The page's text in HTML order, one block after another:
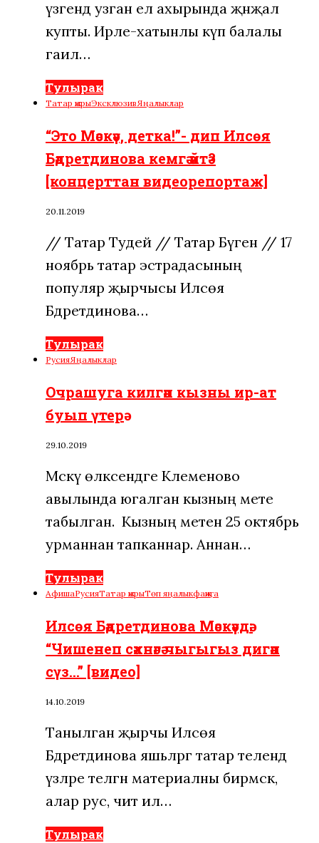
үзәгендә узган ел ахырында җәнҗал
купты. Ирле-хатынлы күп балалы
гаилә…
Тулырак
Татар җырыЭксклюзивЯңалыклар
“Это Мәскәү, детка!”- дип Илсөя
Бәдретдинова кемгә әйтә?
[концерттан видеорепортаж]
20.11.2019
// Татар Тудей // Татар Бүген // 17
ноябрь татар эстрадасының
популяр җырчысы Илсөя
Бәдретдинова…
Тулырак
РусияЯңалыклар
Очрашуга килгән кызны ир-ат
буып үтерә
29.10.2019
Мәскәү өлкәсендәге Клеменово
авылында югалган кызның мәете
табылган. Кызның мәетен 25 октябрь
урманнан тапканнар. Аннан…
Тулырак
АфишаРусияТатар җырыТөп яңалыкфаҗига
Илсөя Бәдретдинова Мәскәүдә:
“Чишенеп сәхнәгә чыгыгыз дигән
сүз…” [видео]
14.10.2019
Танылган җырчы Илсөя
Бәдретдинова яшьләргә татар телендә
үзләре теләгән материалны бирмәсәк,
алар рус, чит ил…
Тулырак